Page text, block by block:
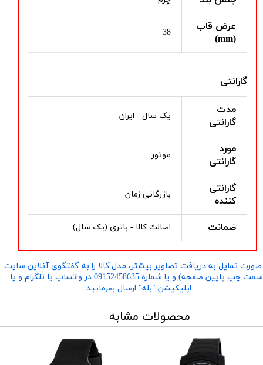
عرض قاب
(mm)
38
گارانتی
مدت
گارانتی
یک سال - ایران
مورد
گارانتی
موتور
گارانتی
کننده
بازرگانی زمان
ضمانت اصالت کالا - باتری (یک سال)
تمایل به دریافت تصاویر بیشتر، مدل کالا را به گفتگوی آنلاین سایت
​​​​​​​(سمت چپ پایین صفحه) و یا شماره 09152458635 در واتساپ یا تلگرام و یا
اپلیکیشن "بله" ارسال بفرمایید.
محصولات مشابه